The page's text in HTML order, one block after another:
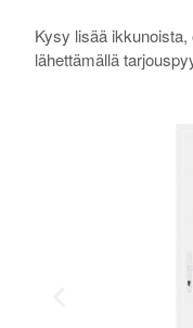
Kysy lisää
lähettämällä